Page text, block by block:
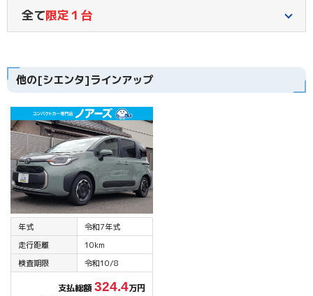
全て限定１台
他の[シエンタ]ラインアップ
年式
令和7年式
走行距離
10km
検査期限
令和10/8
支払総額324.4万円